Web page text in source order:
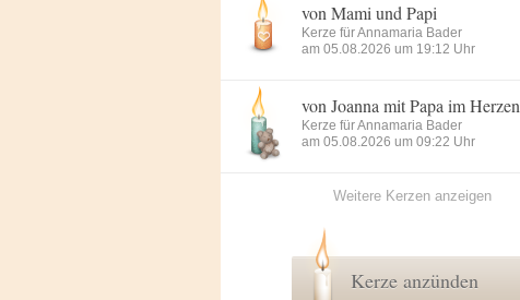
von Mami und Papi
Kerze für Annamaria Bader
am 05.08.2026 um 19:12 Uhr
von Joanna mit Papa im Herzen
Kerze für Annamaria Bader
am 05.08.2026 um 09:22 Uhr
Weitere Kerzen anzeigen
Kerze anzünden